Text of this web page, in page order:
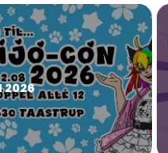
2026